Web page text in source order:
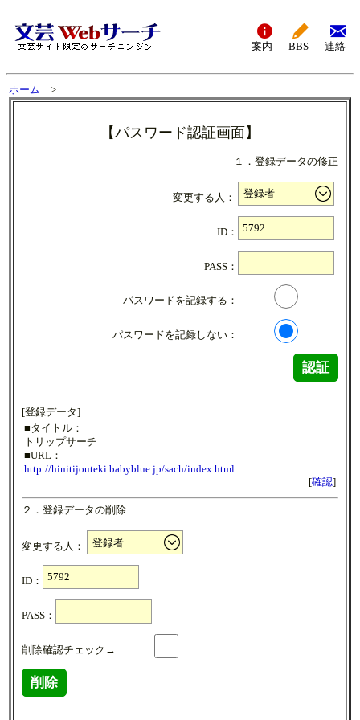
案内 BBS 連絡
ホーム >
【パスワード認証画面】
１．登録データの修正
変更する人：
ID：
PASS：
パスワードを記録する：
パスワードを記録しない：
認証
[登録データ]
■タイトル：
トリップサーチ
■URL：
http://hinitijouteki.babyblue.jp/sach/index.html
[確認]
２．登録データの削除
変更する人：
ID：
PASS：
削除確認チェック→
削除